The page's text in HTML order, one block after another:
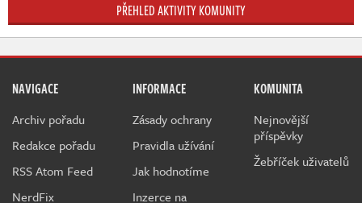
PŘEHLED AKTIVITY KOMUNITY
NAVIGACE
Archiv pořadu
Redakce pořadu
RSS Atom Feed
NerdFix
INFORMACE
Zásady ochrany
Pravidla užívání
Jak hodnotíme
Inzerce na
KOMUNITA
Nejnovější
příspěvky
Žebříček uživatelů